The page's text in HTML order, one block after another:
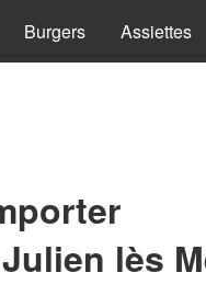
Burgers Assiettes
lès